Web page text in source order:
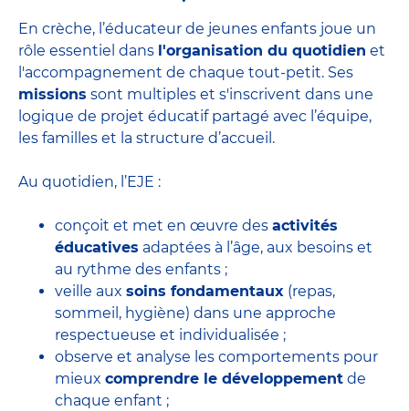
En crèche, l’éducateur de jeunes enfants joue un
rôle essentiel dans l'organisation du quotidien et
l'accompagnement de chaque tout-petit. Ses
missions sont multiples et s'inscrivent dans une
logique de projet éducatif partagé avec l’équipe,
les familles et la structure d’accueil.
Au quotidien, l’EJE :
conçoit et met en œuvre des activités
éducatives adaptées à l’âge, aux besoins et
au rythme des enfants ;
veille aux soins fondamentaux (repas,
sommeil, hygiène) dans une approche
respectueuse et individualisée ;
observe et analyse les comportements pour
mieux comprendre le développement de
chaque enfant ;